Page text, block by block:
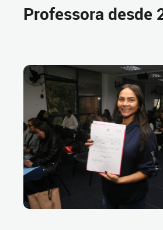
Professora desde